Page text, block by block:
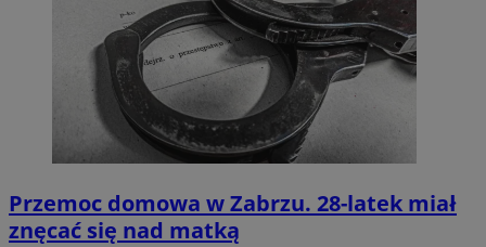
Przemoc domowa w Zabrzu. 28-latek miał
znęcać się nad matką